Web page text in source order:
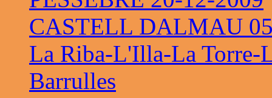
CASTELL DALMAU
La Riba-L'Illa-La Torre-
Barrulles